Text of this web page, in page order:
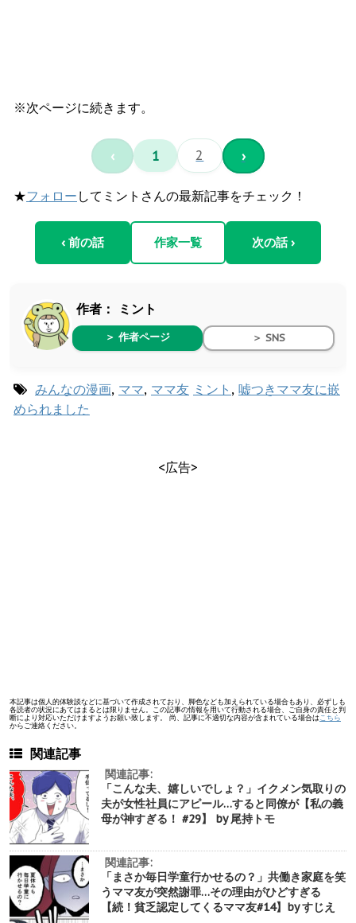
※次ページに続きます。
‹ 1 2 ›
★フォロー してミントさんの最新記事をチェック！
‹ 前の話 作家一覧 次の話 ›
作者： ミント
＞ 作者ページ ＞ SNS
みんなの漫画, ママ, ママ友 ミント , 嘘つきママ友に嵌
められました
<広告>
本記事は個人的体験談などに基づいて作成されており、脚色なども加えられている場合もあり、必ずしも
各読者の状況にあてはまるとは限りません。この記事の情報を用いて行動される場合、ご自身の責任と判
断により対応いただけますようお願い致します。 尚、記事に不適切な内容が含まれている場合は こちら
からご連絡ください。
関連記事
関連記事:
「こんな夫、嬉しいでしょ？」イクメン気取りの
夫が女性社員にアピール…すると同僚が【私の義
母が神すぎる！ #29】 by 尾持トモ
関連記事:
「まさか毎日学童行かせるの？」共働き家庭を笑
うママ友が突然謝罪…その理由がひどすぎる
【続！貧乏認定してくるママ友#14】by すじえ